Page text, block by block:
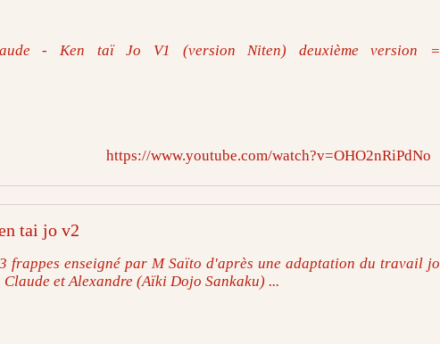
- Ken taï Jo V1 (version Niten) deuxième version =
https://www.youtube.com/watch?v=OHO2nRiPdNo
tai jo v2
frappes enseigné par M Saïto d'après une adaptation du travail jo
et Alexandre (Aïki Dojo Sankaku) ...